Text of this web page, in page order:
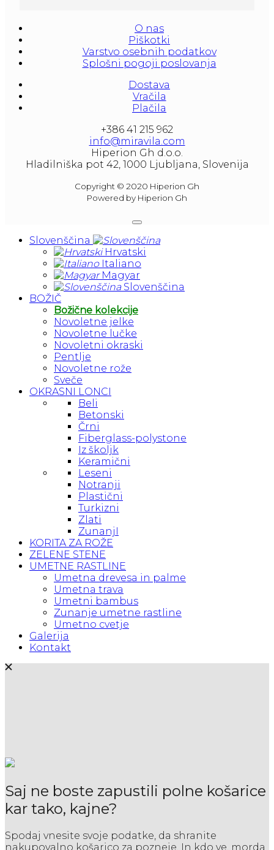
At our partners Miravila showroom you can
O nas
Piškotki
Varstvo osebnih podatkov
Splošni pogoji poslovanja
Dostava
Vračila
Plačila
+386 41 215 962
info@miravila.com
Hiperion Gh d.o.o.
Hladilniška pot 42, 1000 Ljubljana, Slovenija
Copyright © 2020 Hiperion Gh
Powered by Hiperion Gh
Slovenščina
Hrvatski
Italiano
Magyar
Slovenščina
BOŽIČ
Božične kolekcije
Novoletne jelke
Novoletne lučke
Novoletni okraski
Pentlje
Novoletne rože
Sveče
OKRASNI LONCI
Beli
Betonski
Črni
Fiberglass-polystone
Iz školjk
Keramični
Leseni
Notranji
Plastični
Turkizni
Zlati
ZunanjI
KORITA ZA ROŽE
ZELENE STENE
UMETNE RASTLINE
Umetna drevesa in palme
Umetna trava
Umetni bambus
Zunanje umetne rastline
Umetno cvetje
Galerija
Kontakt
Saj ne boste zapustili polne košarice
kar tako, kajne?
Spodaj vnesite svoje podatke, da shranite
nakupovalno košarico za pozneje. In kdo ve, morda